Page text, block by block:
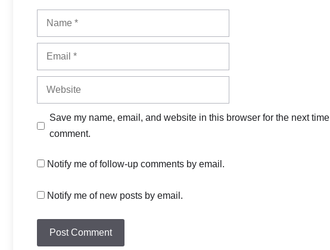
Name
Email
Website
Save my name, email, and website in this browser for the next time I
comment.
Notify me of follow-up comments by email.
Notify me of new posts by email.